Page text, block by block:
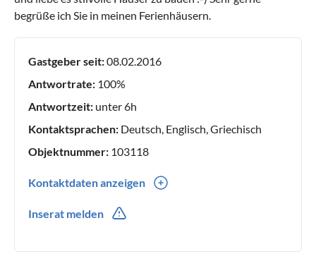
begrüße ich Sie in meinen Ferienhäusern.
Gastgeber seit:08.02.2016
Antwortrate: 100%
Antwortzeit: unter 6h
Kontaktsprachen: Deutsch, Englisch, Griechisch
Objektnummer: 103118
Kontaktdaten anzeigen
Inserat melden